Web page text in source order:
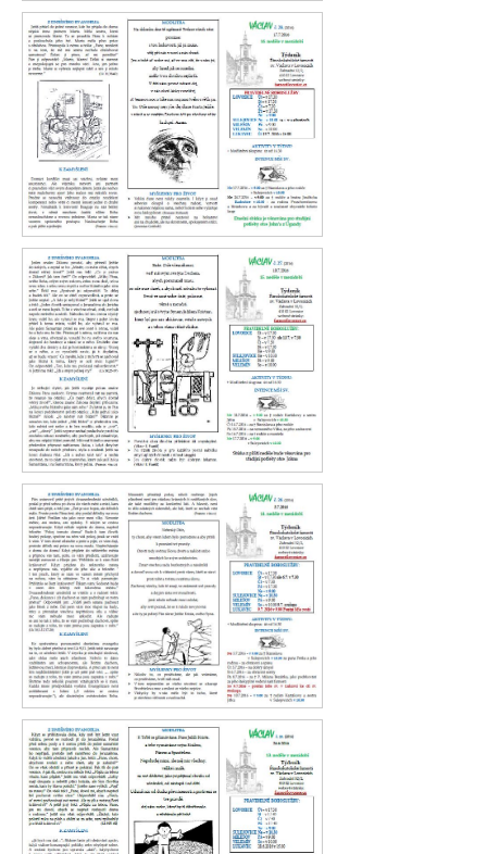
Václav 29. 2016
Václav 28. 2016
Václav 27. 2016
Václav 26. 2016